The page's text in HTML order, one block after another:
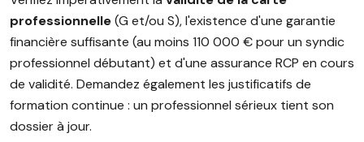
professionnelle(G et/ou S), l'existence d'une garantie
financière suffisante (au moins 110 000 € pour un syndic
professionnel débutant) et d'une assurance RCP en cours
de validité. Demandez également les justificatifs de
formation continue : un professionnel sérieux tient son
dossier à jour.